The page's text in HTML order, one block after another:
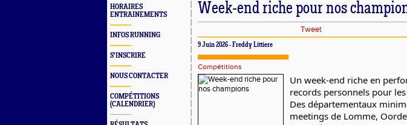
HORAIRES
ENTRAINEMENTS
INFOS RUNNING
S'INSCRIRE
NOUS CONTACTER
COMPÉTITIONS
(CALENDRIER)
Week-end riche pour nos
Tweet
9 Juin 2026 - Freddy Littiere
Compétitions
Un week-end riche en
records personnels pour
Des départementaux
meetings de Lomme,